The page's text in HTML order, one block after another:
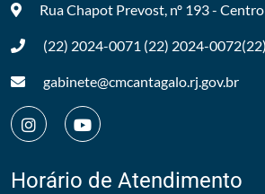
Rua Chapot Prevost, nº 193 - Centro
(22) 2024-0071 (22) 2024-0072
gabinete@cmcantagalo.rj.gov.br
Horário de Atendimento